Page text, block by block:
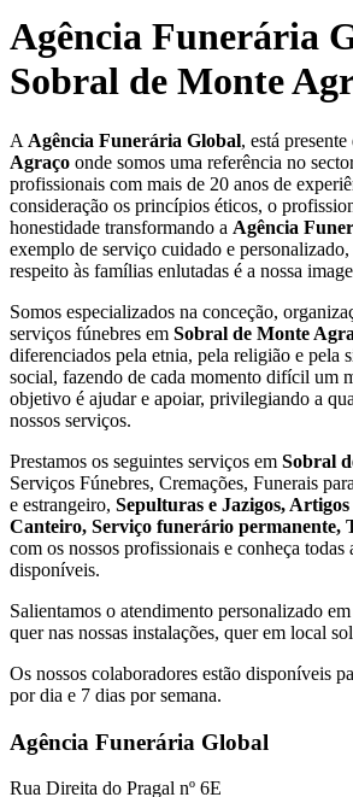
Agência Funerária
Sobral de Monte
A Agência Funerária Global, está presente
Agraço onde somos uma referência no
profissionais com mais de 20 anos de
consideração os princípios éticos, o
honestidade transformando a Agência
exemplo de serviço cuidado e
respeito às famílias enlutadas é a nossa
Somos especializados na conceção,
serviços fúnebres em Sobral de Monte
diferenciados pela etnia, pela religião e pela
social, fazendo de cada momento difícil um
objetivo é ajudar e apoiar, privilegiando a
nossos serviços.
Prestamos os seguintes serviços em Sobral
Serviços Fúnebres, Cremações, Funerais
e estrangeiro, Sepulturas e Jazigos,
Canteiro, Serviço funerário permanente,
com os nossos profissionais e conheça todas
disponíveis.
Salientamos o atendimento personalizado
quer nas nossas instalações, quer em local
Os nossos colaboradores estão disponíveis
por dia e 7 dias por semana.
Agência Funerária Global
Rua Direita do Pragal nº 6E